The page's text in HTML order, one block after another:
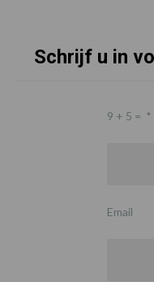
Schrijf u in
9 + 5 = *
Email